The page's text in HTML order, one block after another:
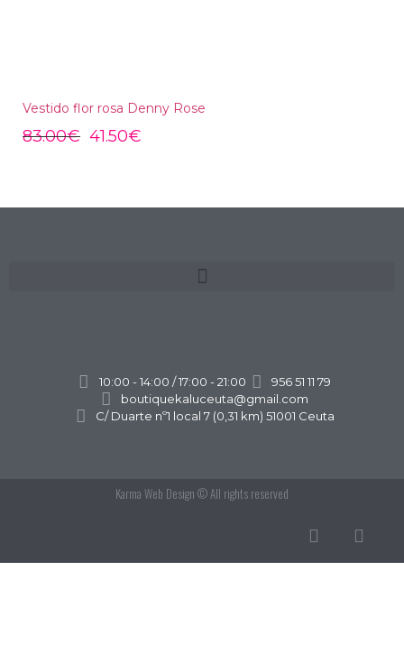
Vestido flor rosa Denny Rose
83.00€ 41.50€
10:00 - 14:00 / 17:00 - 21:00
956 51 11 79
boutiquekaluceuta@gmail.com
C/ Duarte nº1 local 7 (0,31 km) 51001 Ceuta
Karma Web Design © All rights reserved